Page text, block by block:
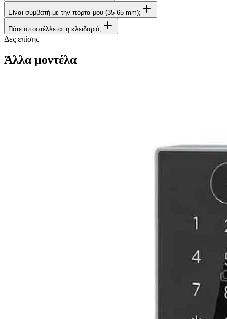
Είναι συμβατή με την πόρτα μου (35-65 mm);
Πότε αποστέλλεται η κλειδαριά;
Δες επίσης
Άλλα μοντέλα